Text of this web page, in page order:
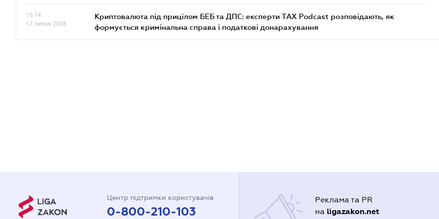
16.14
17 липня 2026
Криптовалюта під прицілом БЕБ та ДПС: експерти TAX Podcast розповідають, як
формується кримінальна справа і податкові донарахування
Центр підтримки користувачів
0-800-210-103
Реклама та PR
на ligazakon.net